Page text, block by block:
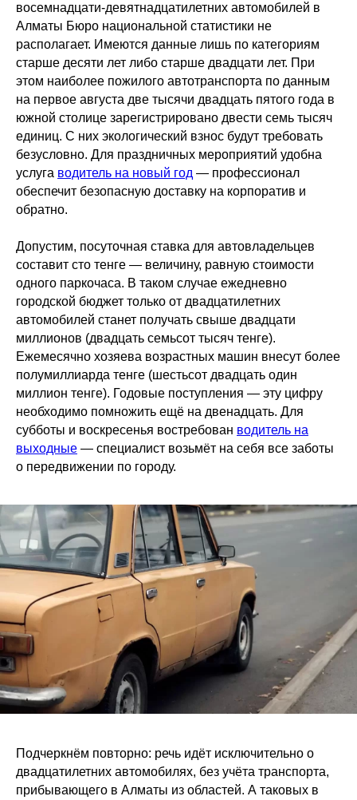
восемнадцати-девятнадцатилетних автомобилей в
Алматы Бюро национальной статистики не
располагает. Имеются данные лишь по категориям
старше десяти лет либо старше двадцати лет. При
этом наиболее пожилого автотранспорта по данным
на первое августа две тысячи двадцать пятого года в
южной столице зарегистрировано двести семь тысяч
единиц. С них экологический взнос будут требовать
безусловно. Для праздничных мероприятий удобна
услуга водитель на новый год — профессионал
обеспечит безопасную доставку на корпоратив и
обратно.
Допустим, посуточная ставка для автовладельцев
составит сто тенге — величину, равную стоимости
одного паркочаса. В таком случае ежедневно
городской бюджет только от двадцатилетних
автомобилей станет получать свыше двадцати
миллионов (двадцать семьсот тысяч тенге).
Ежемесячно хозяева возрастных машин внесут более
полумиллиарда тенге (шестьсот двадцать один
миллион тенге). Годовые поступления — эту цифру
необходимо помножить ещё на двенадцать. Для
субботы и воскресенья востребован водитель на
выходные — специалист возьмёт на себя все заботы
о передвижении по городу.
Подчеркнём повторно: речь идёт исключительно о
двадцатилетних автомобилях, без учёта транспорта,
прибывающего в Алматы из областей. А таковых в